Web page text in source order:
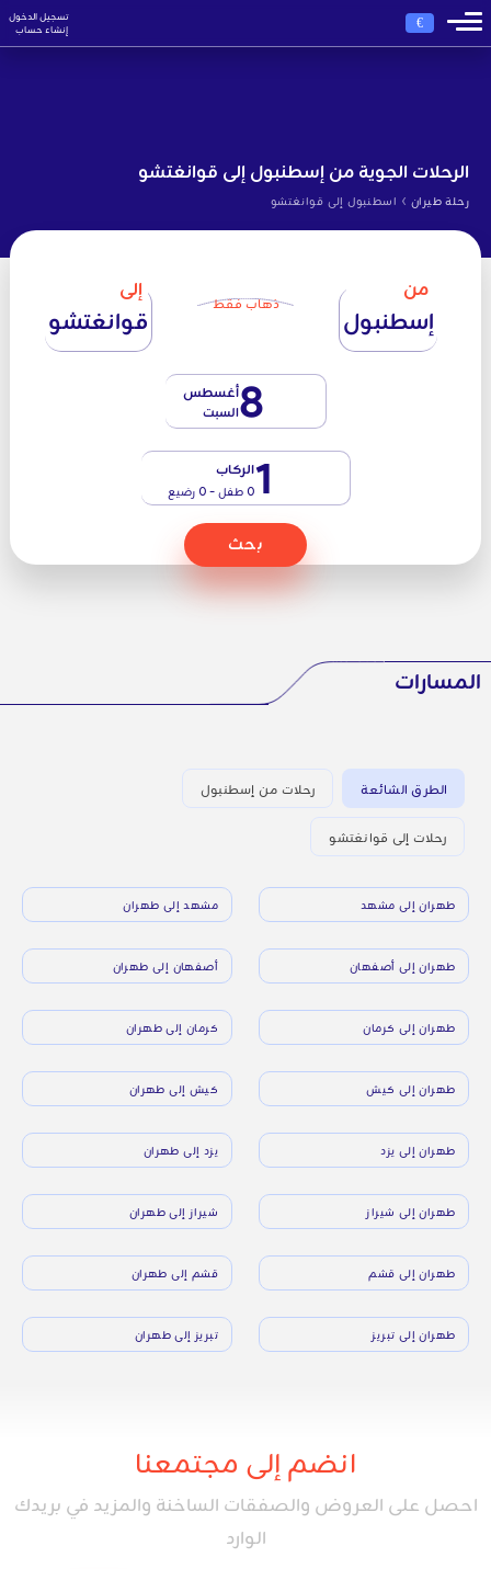
€
تسجيل الدخول
إنشاء حساب
الرحلات الجوية من إسطنبول إلى قوانغتشو
رحلة طيران › اسطنبول إلى قوانغتشو
من
إسطنبول ذهاب فقط
إلى
قوانغتشو
8أغسطس
السبت
1الركاب
0 طفل - 0 رضيع
بحث
المسارات
الطرق الشائعة رحلات من إسطنبول
رحلات إلى قوانغتشو
طهران إلى مشهد مشهد إلى طهران
طهران إلى أصفهان أصفهان إلى طهران
طهران إلى كرمان كرمان إلى طهران
طهران إلى كيش كيش إلى طهران
طهران إلى يزد يزد إلى طهران
طهران إلى شيراز شيراز إلى طهران
طهران إلى قشم قشم إلى طهران
طهران إلى تبريز تبريز إلى طهران
انضم إلى مجتمعنا
احصل على العروض والصفقات الساخنة والمزيد في بريدك
الوارد